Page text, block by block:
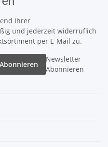
Ihrer
und jederzeit widerruflich
per E-Mail zu.
Abonnieren
Newsletter
Abonnieren